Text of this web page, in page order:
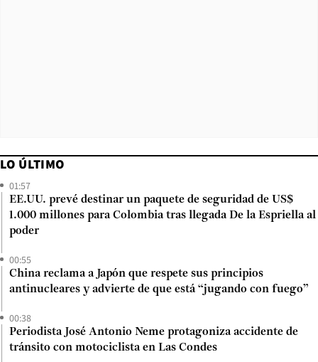
LO ÚLTIMO
01:57
EE.UU. prevé destinar un paquete de seguridad de US$
1.000 millones para Colombia tras llegada De la Espriella al
poder
00:55
China reclama a Japón que respete sus principios
antinucleares y advierte de que está “jugando con fuego”
00:38
Periodista José Antonio Neme protagoniza accidente de
tránsito con motociclista en Las Condes